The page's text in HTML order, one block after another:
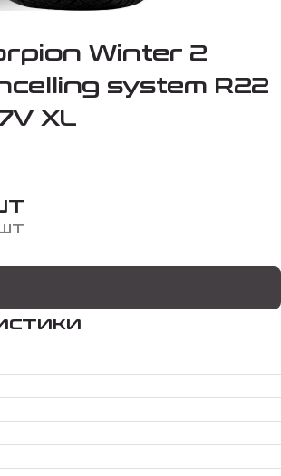
Winter 2
system R22
XL